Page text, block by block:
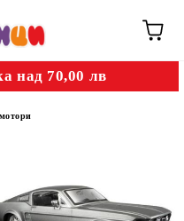
над 70,00 лв